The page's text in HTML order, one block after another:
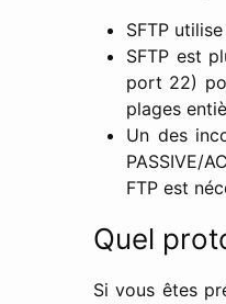
SFTP
SFTP est
port 22)
plages
Un des
PASSIVE/
FTP est
Quel
Si vous êtes